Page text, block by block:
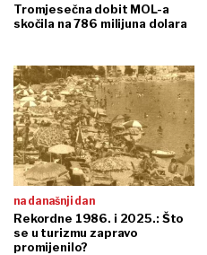
Tromjesečna dobit MOL-a
skočila na 786 milijuna dolara
na današnji dan
Rekordne 1986. i 2025.: Što
se u turizmu zapravo
promijenilo?